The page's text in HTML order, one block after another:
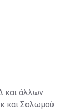
και άλλων
και Σολωμού